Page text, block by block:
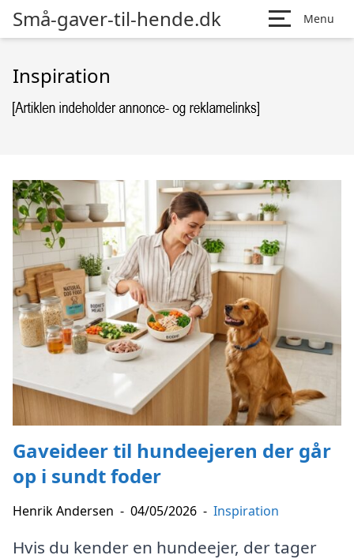
Små-gaver-til-hende.dk Menu
Inspiration
Gaveideer til hundeejeren der går
op i sundt foder
Henrik Andersen - 04/05/2026 - Inspiration
Hvis du kender en hundeejer, der tager